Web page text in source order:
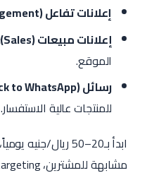
إعلانات تفاعل (Engagement):
إعلانات مبيعات (Sales):
الموقع.
رسائل (Click to WhatsApp):
للمنتجات عالية الاستفسار.
مشابهة للمشترين، retargeting).